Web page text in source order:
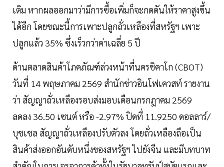
เติม หากผลออกมาว่ามีการซื้อเพิ่มก็จะกดดันให้ราคาสูงขึ้น
ได้อีก โดยขณะนี้การเพาะปลูกถั่วเหลืองที่สหรัฐฯ เพาะ
ปลูกแล้ว 35% ซึ่งเร็วกว่าค่าเฉลี่ย 5 ปี
ด้านตลาดสินค้าโภคภัณฑ์ล่วงหน้าที่นครชิคาโก (CBOT)
วันที่ 14 พฤษภาคม 2569 สำนักข่าวอินโฟเควสท์ รายงาน
ว่า สัญญาถั่วเหลืองรอบส่งมอบเดือนกรกฎาคม 2569
ลดลง 36.50 เซนต์ หรือ -2.97% ปิดที่ 11.9250 ดอลลาร์/
บุชเชล สัญญาถั่วเหลืองปรับตัวลง โดยถั่วเหลืองถือเป็น
สินค้าส่งออกอันดับหนึ่งของสหรัฐฯ ไปยังจีน และมีบทบาท